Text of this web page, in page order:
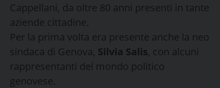
Cappellani, da oltre 80 anni presenti in tante
aziende cittadine.
Per la prima volta era presente anche la neo
sindaca di Genova, Silvia Salis, con alcuni
rappresentanti del mondo politico
genovese.